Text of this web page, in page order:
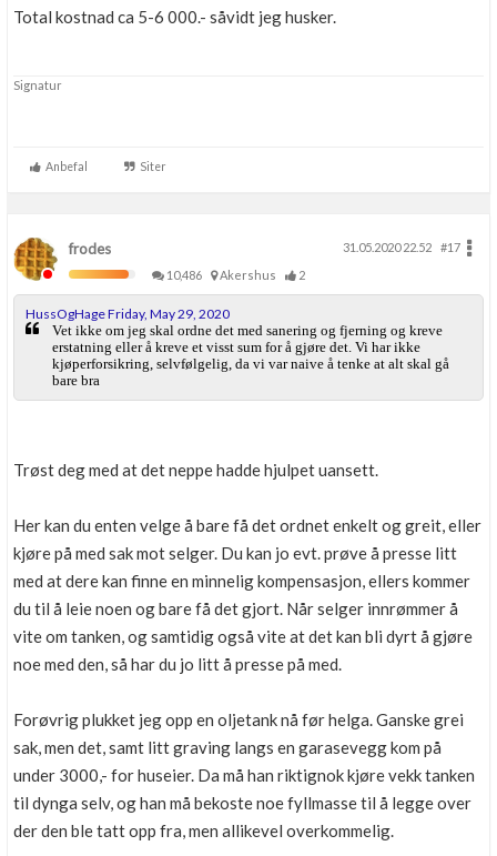
Total kostnad ca 5-6 000.- såvidt jeg husker.
Signatur
Anbefal Siter
frodes 31.05.2020 22.52
#17
10,486
Akershus 2
HussOgHage Friday, May 29, 2020
Vet ikke om jeg skal ordne det med sanering og fjerning og kreve
erstatning eller å kreve et visst sum for å gjøre det. Vi har ikke
kjøperforsikring, selvfølgelig, da vi var naive å tenke at alt skal gå
bare bra
Trøst deg med at det neppe hadde hjulpet uansett.
Her kan du enten velge å bare få det ordnet enkelt og greit, eller
kjøre på med sak mot selger. Du kan jo evt. prøve å presse litt
med at dere kan finne en minnelig kompensasjon, ellers kommer
du til å leie noen og bare få det gjort. Når selger innrømmer å
vite om tanken, og samtidig også vite at det kan bli dyrt å gjøre
noe med den, så har du jo litt å presse på med.
Forøvrig plukket jeg opp en oljetank nå før helga. Ganske grei
sak, men det, samt litt graving langs en garasevegg kom på
under 3000,- for huseier. Da må han riktignok kjøre vekk tanken
til dynga selv, og han må bekoste noe fyllmasse til å legge over
der den ble tatt opp fra, men allikevel overkommelig.